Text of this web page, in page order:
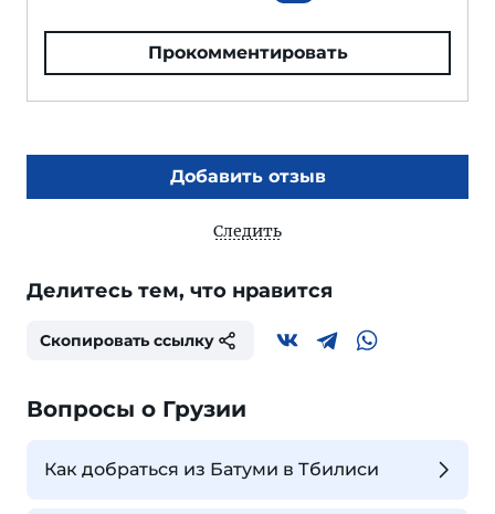
Прокомментировать
Добавить отзыв
Следить
Делитесь тем, что нравится
Скопировать ссылку
Вопросы о Грузии
Как добраться из Батуми в Тбилиси